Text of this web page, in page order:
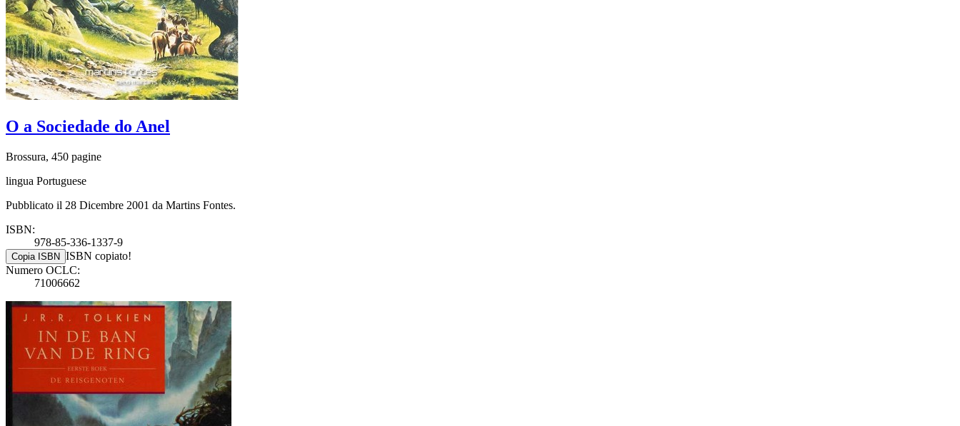
O a Sociedade do Anel
Brossura, 450 pagine
lingua Portuguese
Pubblicato il 28 Dicembre 2001 da Martins Fontes.
ISBN:
978-85-336-1337-9
Copia ISBN ISBN copiato!
Numero OCLC:
71006662